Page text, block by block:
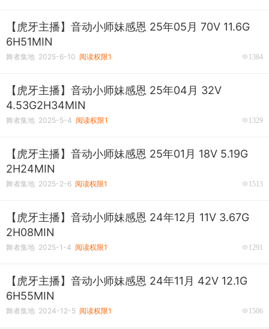
【虎牙主播】音动小师妹感恩 25年05月 70V 11.6G
6H51MIN
舞者集地 2025-6-10 阅读权限1 1384
【虎牙主播】音动小师妹感恩 25年04月 32V
4.53G2H34MIN
舞者集地 2025-5-4 阅读权限1 1329
【虎牙主播】音动小师妹感恩 25年01月 18V 5.19G
2H24MIN
舞者集地 2025-2-6 阅读权限1 1513
【虎牙主播】音动小师妹感恩 24年12月 11V 3.67G
2H08MIN
舞者集地 2025-1-4 阅读权限1 1291
【虎牙主播】音动小师妹感恩 24年11月 42V 12.1G
6H55MIN
舞者集地 2024-12-5 阅读权限1 1506